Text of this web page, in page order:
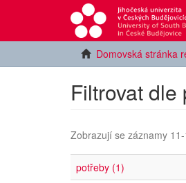
Domovská stránka
Filtrovat dle
Zobrazují se záznamy 11-
potřeby (1)